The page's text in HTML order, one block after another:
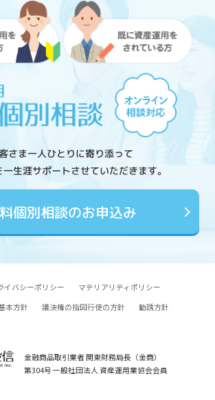
さま一人ひとりに寄り添って
生涯サポートさせていただきます。
個別相談のお申込み
イバシーポリシー
マテリアリティポリシー
本方針
議決権の指図行使の方針
勧誘方針
金融商品取引業者 関東財務局長（金商）
第304号 一般社団法人 資産運用業協会会員